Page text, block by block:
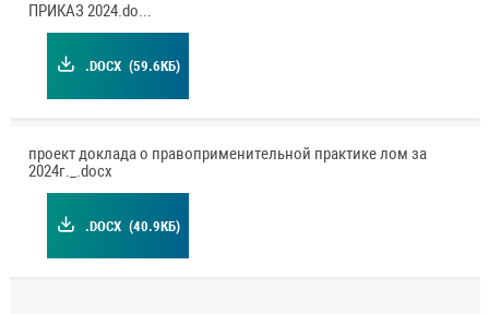
ПРИКАЗ 2024.docx
.DOCX (59.6КБ)
проект доклада о правоприменительной практике лом за
2024г._.docx
.DOCX (40.9КБ)